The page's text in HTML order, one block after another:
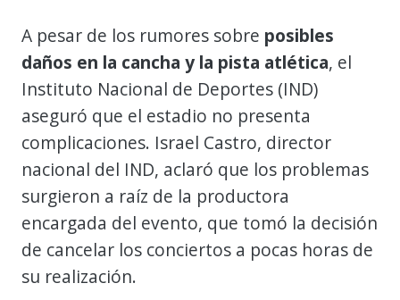
A pesar de los rumores sobre posibles
daños en la cancha y la pista atlética, el
Instituto Nacional de Deportes (IND)
aseguró que el estadio no presenta
complicaciones. Israel Castro, director
nacional del IND, aclaró que los problemas
surgieron a raíz de la productora
encargada del evento, que tomó la decisión
de cancelar los conciertos a pocas horas de
su realización.